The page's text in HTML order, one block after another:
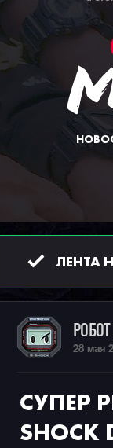
ЛЕНТА
28 мая
СУПЕР
SHOCK